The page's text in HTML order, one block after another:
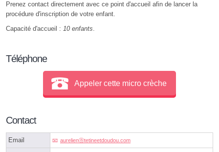
Prenez contact directement avec ce point d'accueil afin de lancer la
procédure d'inscription de votre enfant.
Capacité d'accueil : 10 enfants.
Téléphone
Appeler cette micro crèche
Contact
Email aurelienⓐtetineetdoudou.com